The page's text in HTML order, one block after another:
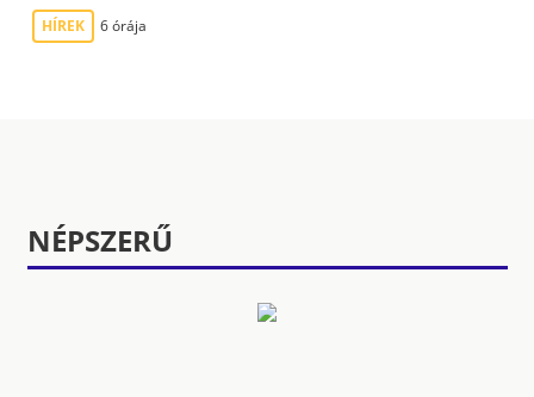
HÍREK 6 órája
NÉPSZERŰ